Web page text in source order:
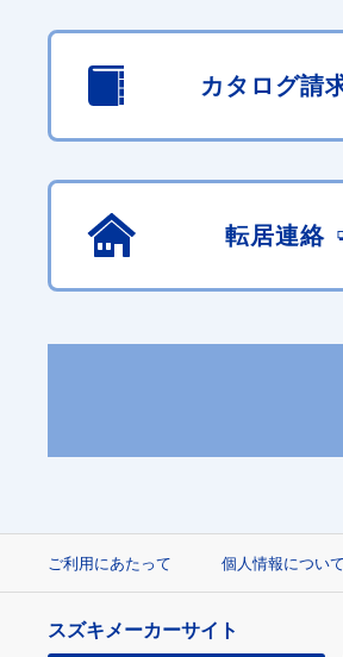
カタログ請
転居連絡
ご利用にあたって 個人情報について
スズキメーカーサイト